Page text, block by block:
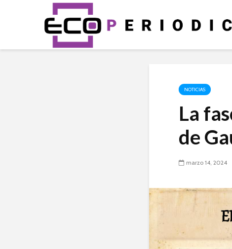
NOTICIAS
La
de
marzo 14, 2024